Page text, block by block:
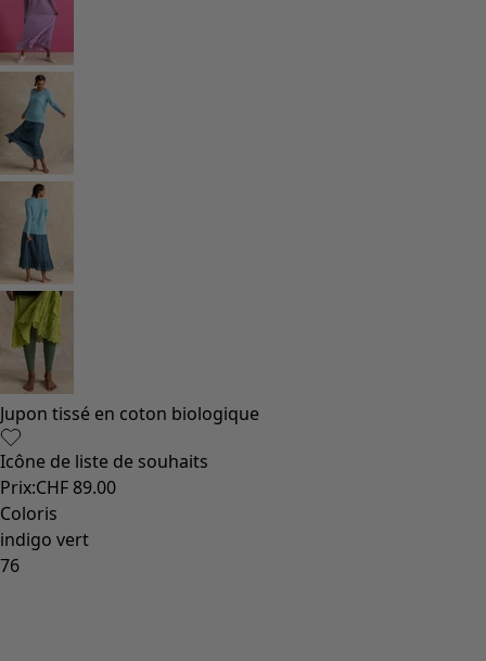
Jupon tissé en coton biologique
Icône de liste de souhaits
Prix:CHF 89.00
Coloris
indigo vert
76